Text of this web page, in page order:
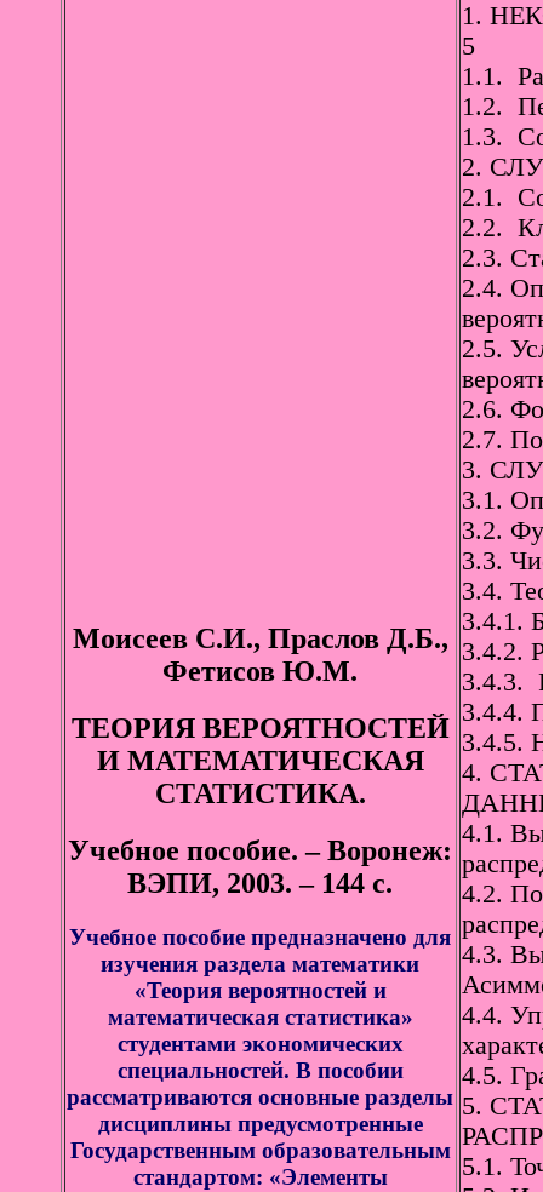
Моисеев С.И., Праслов Д.Б.,
Фетисов Ю.М.
ТЕОРИЯ ВЕРОЯТНОСТЕЙ
И МАТЕМАТИЧЕСКАЯ
СТАТИСТИКА.
Учебное пособие. – Воронеж:
ВЭПИ, 2003. – 144 с.
Учебное пособие предназначено для
изучения раздела математики
«Теория вероятностей и
математическая статистика»
студентами экономических
специальностей. В пособии
рассматриваются основные разделы
дисциплины предусмотренные
Государственным образовательным
стандартом: «Элементы
1.
5
1.1.
1.2.
1.3.
2.
2.1.
2.2.
2.3.
2.4.
2.5.
2.6.
2.7.
3.
3.1.
3.2.
3.3.
3.4.
3.4.1.
3.4.2.
3.4.3.
3.4.4.
3.4.5.
4.
4.1.
4.2.
4.3.
4.4.
4.5.
5.
5.1.